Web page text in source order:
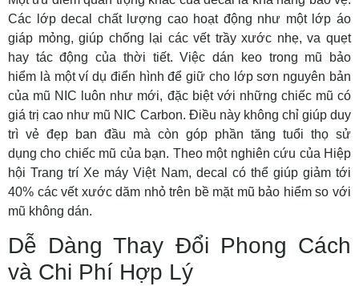
Các lớp decal chất lượng cao hoạt động như một lớp áo
giáp mỏng, giúp chống lại các vết trầy xước nhẹ, va quẹt
hay tác động của thời tiết. Việcdán keo trong mũ bảo
hiểm là một ví dụ điển hình để giữ cho lớp sơn nguyên bản
của mũ NIC luôn như mới, đặc biệt với những chiếc mũ có
giá trị cao như mũ NIC Carbon. Điều này không chỉ giúp duy
trì vẻ đẹp ban đầu mà còn góp phần tăng tuổi thọ sử
dụng cho chiếc mũ của bạn. Theo một nghiên cứu của Hiệp
hội Trang trí Xe máy Việt Nam, decal có thể giúp giảm tới
40% các vết xước dăm nhỏ trên bề mặt mũ bảo hiểm so với
mũ không dán.
Dễ Dàng Thay Đổi Phong Cách
và Chi Phí Hợp Lý